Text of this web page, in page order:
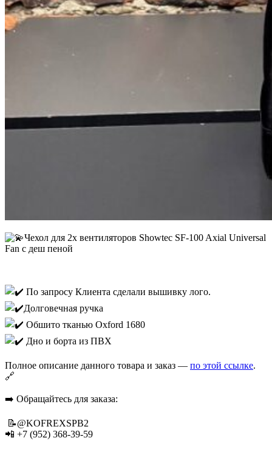
Чехол для 2х вентиляторов Showtec SF-100 Axial Universal
Fan с деш пеной
По запросу Клиента сделали вышивку лого.
Долговечная ручка
Обшито тканью Oxford 1680
Дно и борта из ПВХ
Полное описание данного товара и заказ — по этой ссылке.
🔗
➡️ Обращайтесь для заказа:
📝@KOFREXSPB2
📲 +7 (952) 368-39-59